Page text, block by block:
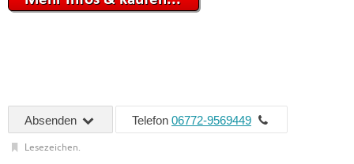
Absenden Telefon 06772-9569449
Lesezeichen.